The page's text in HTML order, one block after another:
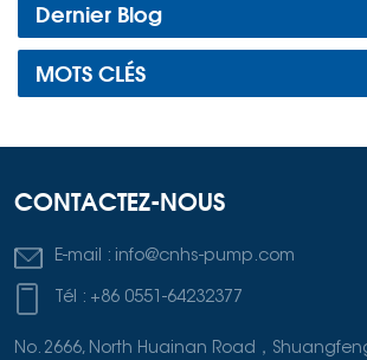
Dernier Blog
MOTS CLÉS
CONTACTEZ-NOUS
E-mail : info@cnhs-pump.com
Tél : +86 0551-64232377
No. 2666, North Huainan Road，